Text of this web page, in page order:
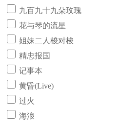
九百九十九朵玫瑰
花与琴的流星
姐妹二人梭对梭
精忠报国
记事本
黄昏(Live)
过火
海浪